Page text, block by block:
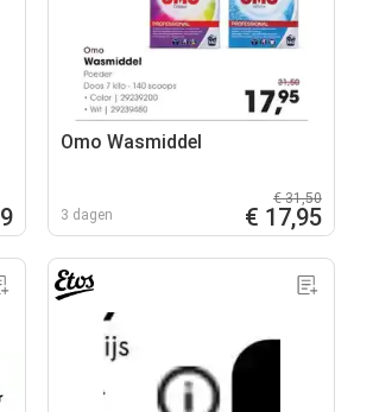
Omo Wasmiddel
3 dagen
€ 31,50
€ 17,95